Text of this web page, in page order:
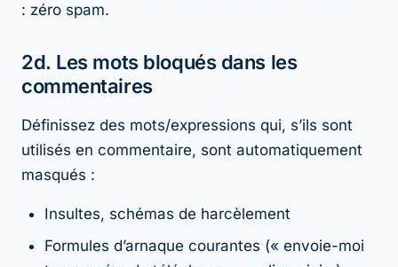
: zéro spam.
2d. Les mots bloqués dans les
commentaires
Définissez des mots/expressions qui, s’ils sont
utilisés en commentaire, sont automatiquement
masqués :
Insultes, schémas de harcèlement
Formules d’arnaque courantes (« envoie-moi